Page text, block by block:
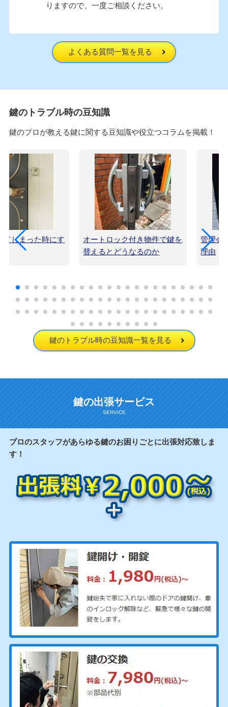
りますので、一度ご相談ください。
よくある質問一覧を見る
鍵のトラブル時の豆知識
鍵のプロが教える鍵に関する豆知識や役立つコラムを掲載！
てしまった時にす
オートロック付き物件で鍵を
替えるとどうなるのか
管理会
理由
鍵のトラブル時の豆知識一覧を見る
鍵の出張サービス
プロのスタッフがあらゆる鍵のお困りごとに出張対応致しま
す！